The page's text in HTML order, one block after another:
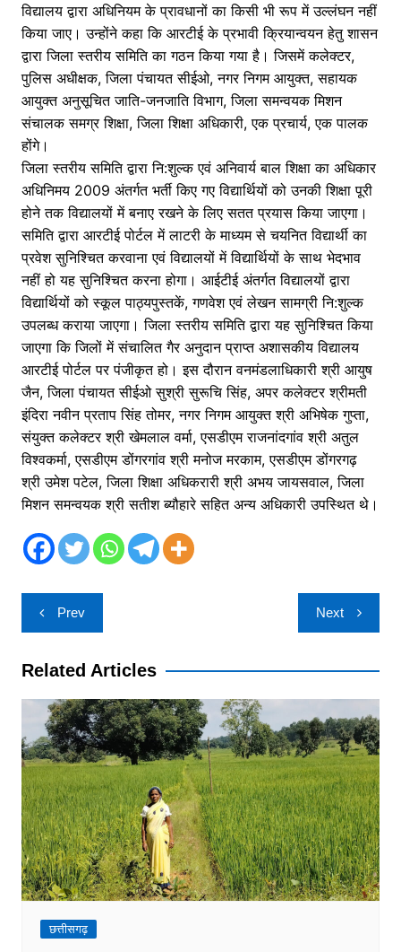
विद्यालय द्वारा अधिनियम के प्रावधानों का किसी भी रूप में उल्लंघन नहीं
किया जाए। उन्होंने कहा कि आरटीई के प्रभावी क्रियान्वयन हेतु शासन
द्वारा जिला स्तरीय समिति का गठन किया गया है। जिसमें कलेक्टर,
पुलिस अधीक्षक, जिला पंचायत सीईओ, नगर निगम आयुक्त, सहायक
आयुक्त अनुसूचित जाति-जनजाति विभाग, जिला समन्वयक मिशन
संचालक समग्र शिक्षा, जिला शिक्षा अधिकारी, एक प्रचार्य, एक पालक
होंगे।
जिला स्तरीय समिति द्वारा नि:शुल्क एवं अनिवार्य बाल शिक्षा का अधिकार
अधिनिमय 2009 अंतर्गत भर्ती किए गए विद्यार्थियों को उनकी शिक्षा पूरी
होने तक विद्यालयों में बनाए रखने के लिए सतत प्रयास किया जाएगा।
समिति द्वारा आरटीई पोर्टल में लाटरी के माध्यम से चयनित विद्यार्थी का
प्रवेश सुनिश्चित करवाना एवं विद्यालयों में विद्यार्थियों के साथ भेदभाव
नहीं हो यह सुनिश्चित करना होगा। आईटीई अंतर्गत विद्यालयों द्वारा
विद्यार्थियों को स्कूल पाठ्यपुस्तकें, गणवेश एवं लेखन सामग्री नि:शुल्क
उपलब्ध कराया जाएगा। जिला स्तरीय समिति द्वारा यह सुनिश्चित किया
जाएगा कि जिलों में संचालित गैर अनुदान प्राप्त अशासकीय विद्यालय
आरटीई पोर्टल पर पंजीकृत हो। इस दौरान वनमंडलाधिकारी श्री आयुष
जैन, जिला पंचायत सीईओ सुश्री सुरूचि सिंह, अपर कलेक्टर श्रीमती
इंदिरा नवीन प्रताप सिंह तोमर, नगर निगम आयुक्त श्री अभिषेक गुप्ता,
संयुक्त कलेक्टर श्री खेमलाल वर्मा, एसडीएम राजनांदगांव श्री अतुल
विश्वकर्मा, एसडीएम डोंगरगांव श्री मनोज मरकाम, एसडीएम डोंगरगढ़
श्री उमेश पटेल, जिला शिक्षा अधिकरारी श्री अभय जायसवाल, जिला
मिशन समन्वयक श्री सतीश ब्यौहारे सहित अन्य अधिकारी उपस्थित थे।
Post
navigation
Prev Next
Related Articles
छत्तीसगढ़